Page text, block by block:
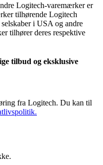
Logitech-varemærker er
tilhørende Logitech
i USA og andre
tilhører deres respektive
tilbud og eksklusive
fra Logitech. Du kan til